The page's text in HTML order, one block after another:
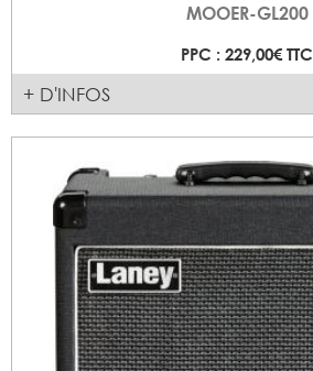
MOOER-GL200
PPC : 229,00€ TTC
+ D'INFOS